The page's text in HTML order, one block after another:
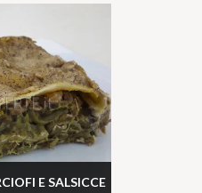
E SALSICCE